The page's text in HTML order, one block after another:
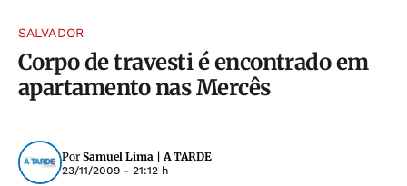
SALVADOR
Corpo de travesti é encontrado em
apartamento nas Mercês
Por Samuel Lima | A TARDE
23/11/2009 - 21:12 h